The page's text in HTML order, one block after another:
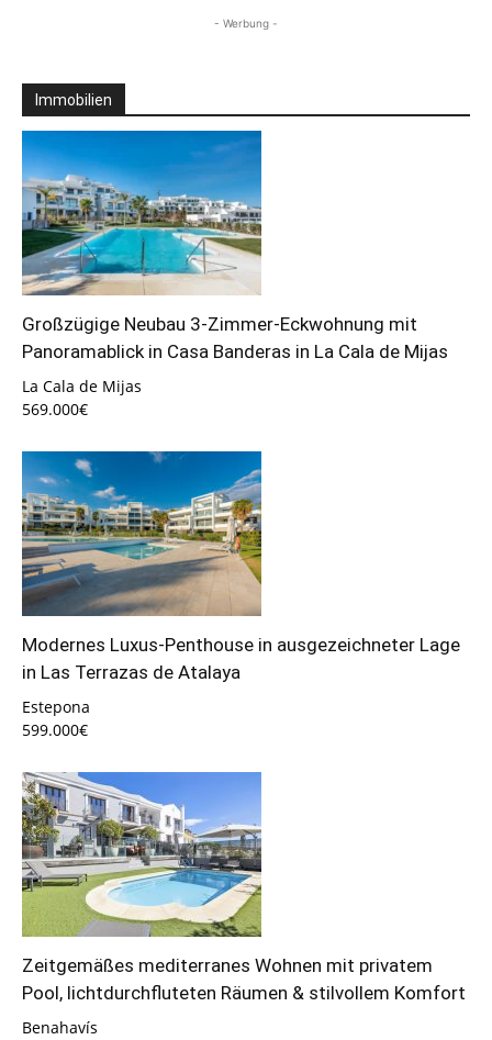
- Werbung -
Immobilien
Großzügige Neubau 3-Zimmer-Eckwohnung mit
Panoramablick in Casa Banderas in La Cala de Mijas
La Cala de Mijas
569.000€
Modernes Luxus-Penthouse in ausgezeichneter Lage
in Las Terrazas de Atalaya
Estepona
599.000€
Zeitgemäßes mediterranes Wohnen mit privatem
Pool, lichtdurchfluteten Räumen & stilvollem Komfort
Benahavís